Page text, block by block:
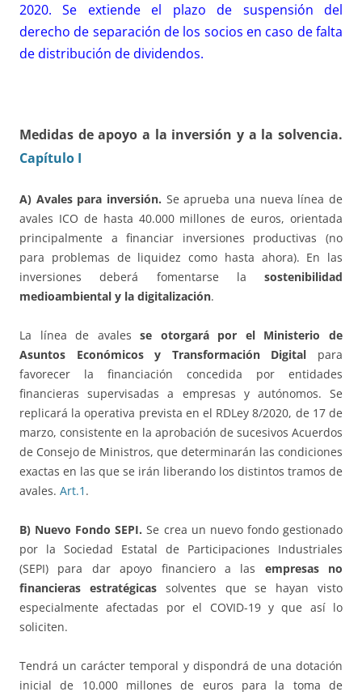
2020. Se extiende el plazo de suspensión del
derecho de separación de los socios en caso de falta
de distribución de dividendos.
Medidas de apoyo a la inversión y a la solvencia.
Capítulo I
A) Avales para inversión. Se aprueba una nueva línea de
avales ICO de hasta 40.000 millones de euros, orientada
principalmente a financiar inversiones productivas (no
para problemas de liquidez como hasta ahora). En las
inversiones deberá fomentarse la sostenibilidad
medioambiental y la digitalización.
La línea de avalesse otorgará por el Ministerio de
Asuntos Económicos y Transformación Digital para
favorecer la financiación concedida por entidades
financieras supervisadas a empresas y autónomos. Se
replicará la operativa prevista en el RDLey 8/2020, de 17 de
marzo, consistente en la aprobación de sucesivos Acuerdos
de Consejo de Ministros, que determinarán las condiciones
exactas en las que se irán liberando los distintos tramos de
avales. Art.1 .
B) Nuevo Fondo SEPI. Se crea un nuevo fondo gestionado
por la Sociedad Estatal de Participaciones Industriales
(SEPI) para dar apoyo financiero a las empresas no
financieras estratégicassolventes que se hayan visto
especialmente afectadas por el COVID-19 y que así lo
soliciten.
Tendrá un carácter temporal y dispondrá de una dotación
inicial de 10.000 millones de euros para la toma de